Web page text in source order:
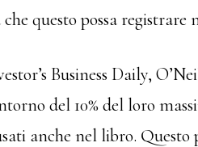
questo possa registrare
Business Daily,
del 10% del loro
anche nel libro. Questo